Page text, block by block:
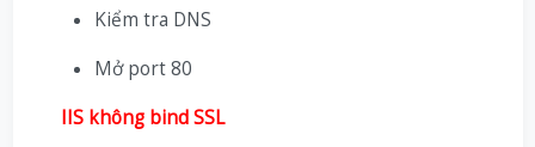
Kiểm tra DNS
Mở port 80
IIS không bind SSL